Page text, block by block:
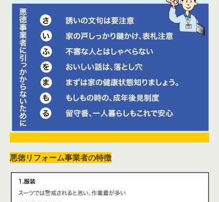
悪徳リフォーム事業者の特徴